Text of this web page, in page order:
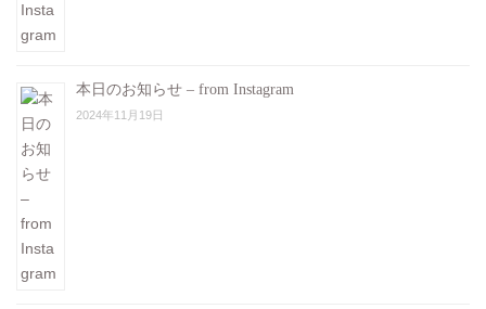
本日のお知らせ – from Instagram
2024年11月19日